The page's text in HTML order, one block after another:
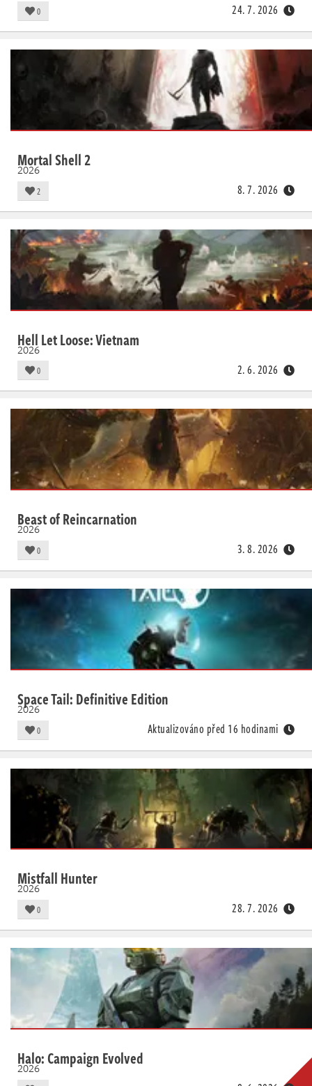
0 24. 7. 2026
Mortal Shell 2
2026
2 8. 7. 2026
Hell Let Loose: Vietnam
2026
0 2. 6. 2026
Beast of Reincarnation
2026
0 3. 8. 2026
Space Tail: Definitive Edition
2026
0 Aktualizováno před 16 hodinami
Mistfall Hunter
2026
0 28. 7. 2026
Halo: Campaign Evolved
2026